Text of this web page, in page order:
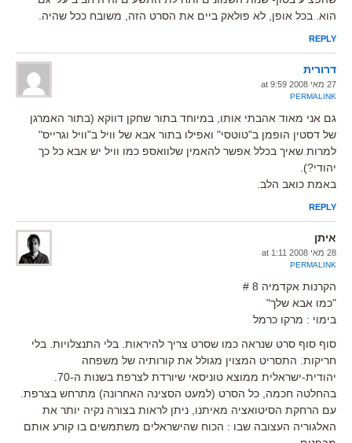
הוא. בכל אופן, לא פולאק ביים את הסרט הזה, משובח ככל שהיה.
REPLY
דרורית
27 מאי 2008 at 9:59
PERMALINK
גם אני מאוד אהבתי אותו, במיוחד בתור שחקן דווקא (בתור האמרגן
של דסטין הופמן ב"טוטסי" ואפילו בתור אבא של וויל ב"וויל וגרייס"
למרות שאיך בכלל אפשר להאמין שלוואספ כמו וויל יש אבא כל כך
יהודי?).
באמת כואב הלב.
REPLY
איתן
28 מאי 2008 at 1:11
PERMALINK
הקרנות אקדמיה 8 #
"כמו אבא שלך"
בימוי : מרקו כרמל
סוף סוף סרט שנראה כמו שסרט צריך להיראות. בלי התנצלויות. בלי
חריקות. התסריט המצוין מגולל את קורותיה של משפחה
בהחלטה חכמה, כל הסרט (למעט הסצינה האחרונה) מתרחש בצרפת.
עם הרחקת הסיטואציה מאיתנו, ניתן לראות בצורה נקיה יותר את
האלגוריה העצובה שבו : הכוח שהישראלים משתמשים בו קורע אותם